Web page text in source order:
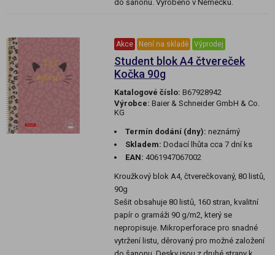
do šanonu. Vyrobeno v Německu.
Akce Není na skladě Výprodej
Student blok A4 čtvereček
Kočka 90g
Katalogové číslo: B67928942
Výrobce: Baier & Schneider GmbH & Co.
KG
Termín dodání (dny): neznámý
Skladem: Dodací lhůta cca 7 dní ks
EAN: 4061947067002
Kroužkový blok A4, čtverečkovaný, 80 listů,
90g
Sešit obsahuje 80 listů, 160 stran, kvalitní
papír o gramáži 90 g/m2, který se
nepropisuje. Mikroperforace pro snadné
vytržení listu, děrovaný pro možné založení